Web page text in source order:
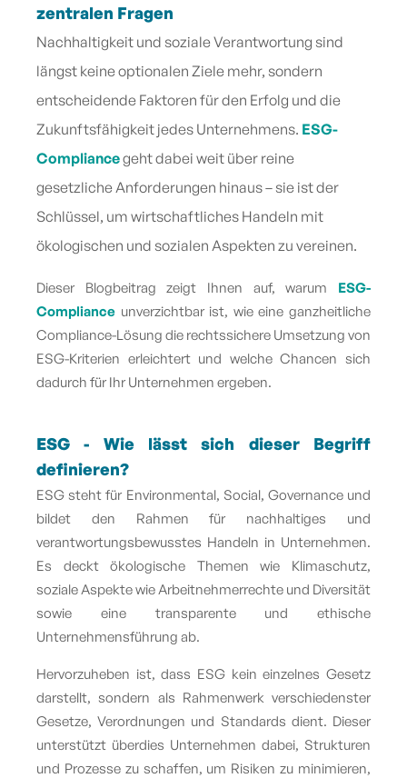
zentralen Fragen
Nachhaltigkeit und soziale Verantwortung sind
längst keine optionalen Ziele mehr, sondern
entscheidende Faktoren für den Erfolg und die
Zukunftsfähigkeit jedes Unternehmens. ESG-
Compliancegeht dabei weit über reine
gesetzliche Anforderungen hinaus – sie ist der
Schlüssel, um wirtschaftliches Handeln mit
ökologischen und sozialen Aspekten zu vereinen.
Dieser Blogbeitrag zeigt Ihnen auf, warum ESG-
Compliance unverzichtbar ist, wie eine ganzheitliche
Compliance-Lösung die rechtssichere Umsetzung von
ESG-Kriterien erleichtert und welche Chancen sich
dadurch für Ihr Unternehmen ergeben.
ESG - Wie lässt sich dieser Begriff
definieren?
ESGsteht für Environmental, Social, Governance und
bildet den Rahmen für nachhaltiges und
verantwortungsbewusstes Handeln in Unternehmen.
Es deckt ökologische Themen wie Klimaschutz,
soziale Aspekte wie Arbeitnehmerrechte und Diversität
sowie eine transparente und ethische
Unternehmensführung ab.
Hervorzuheben ist, dass ESG kein einzelnes Gesetz
darstellt, sondern als Rahmenwerk verschiedenster
Gesetze, Verordnungen und Standards dient. Dieser
unterstützt überdies Unternehmen dabei, Strukturen
und Prozesse zu schaffen, um Risiken zu minimieren,